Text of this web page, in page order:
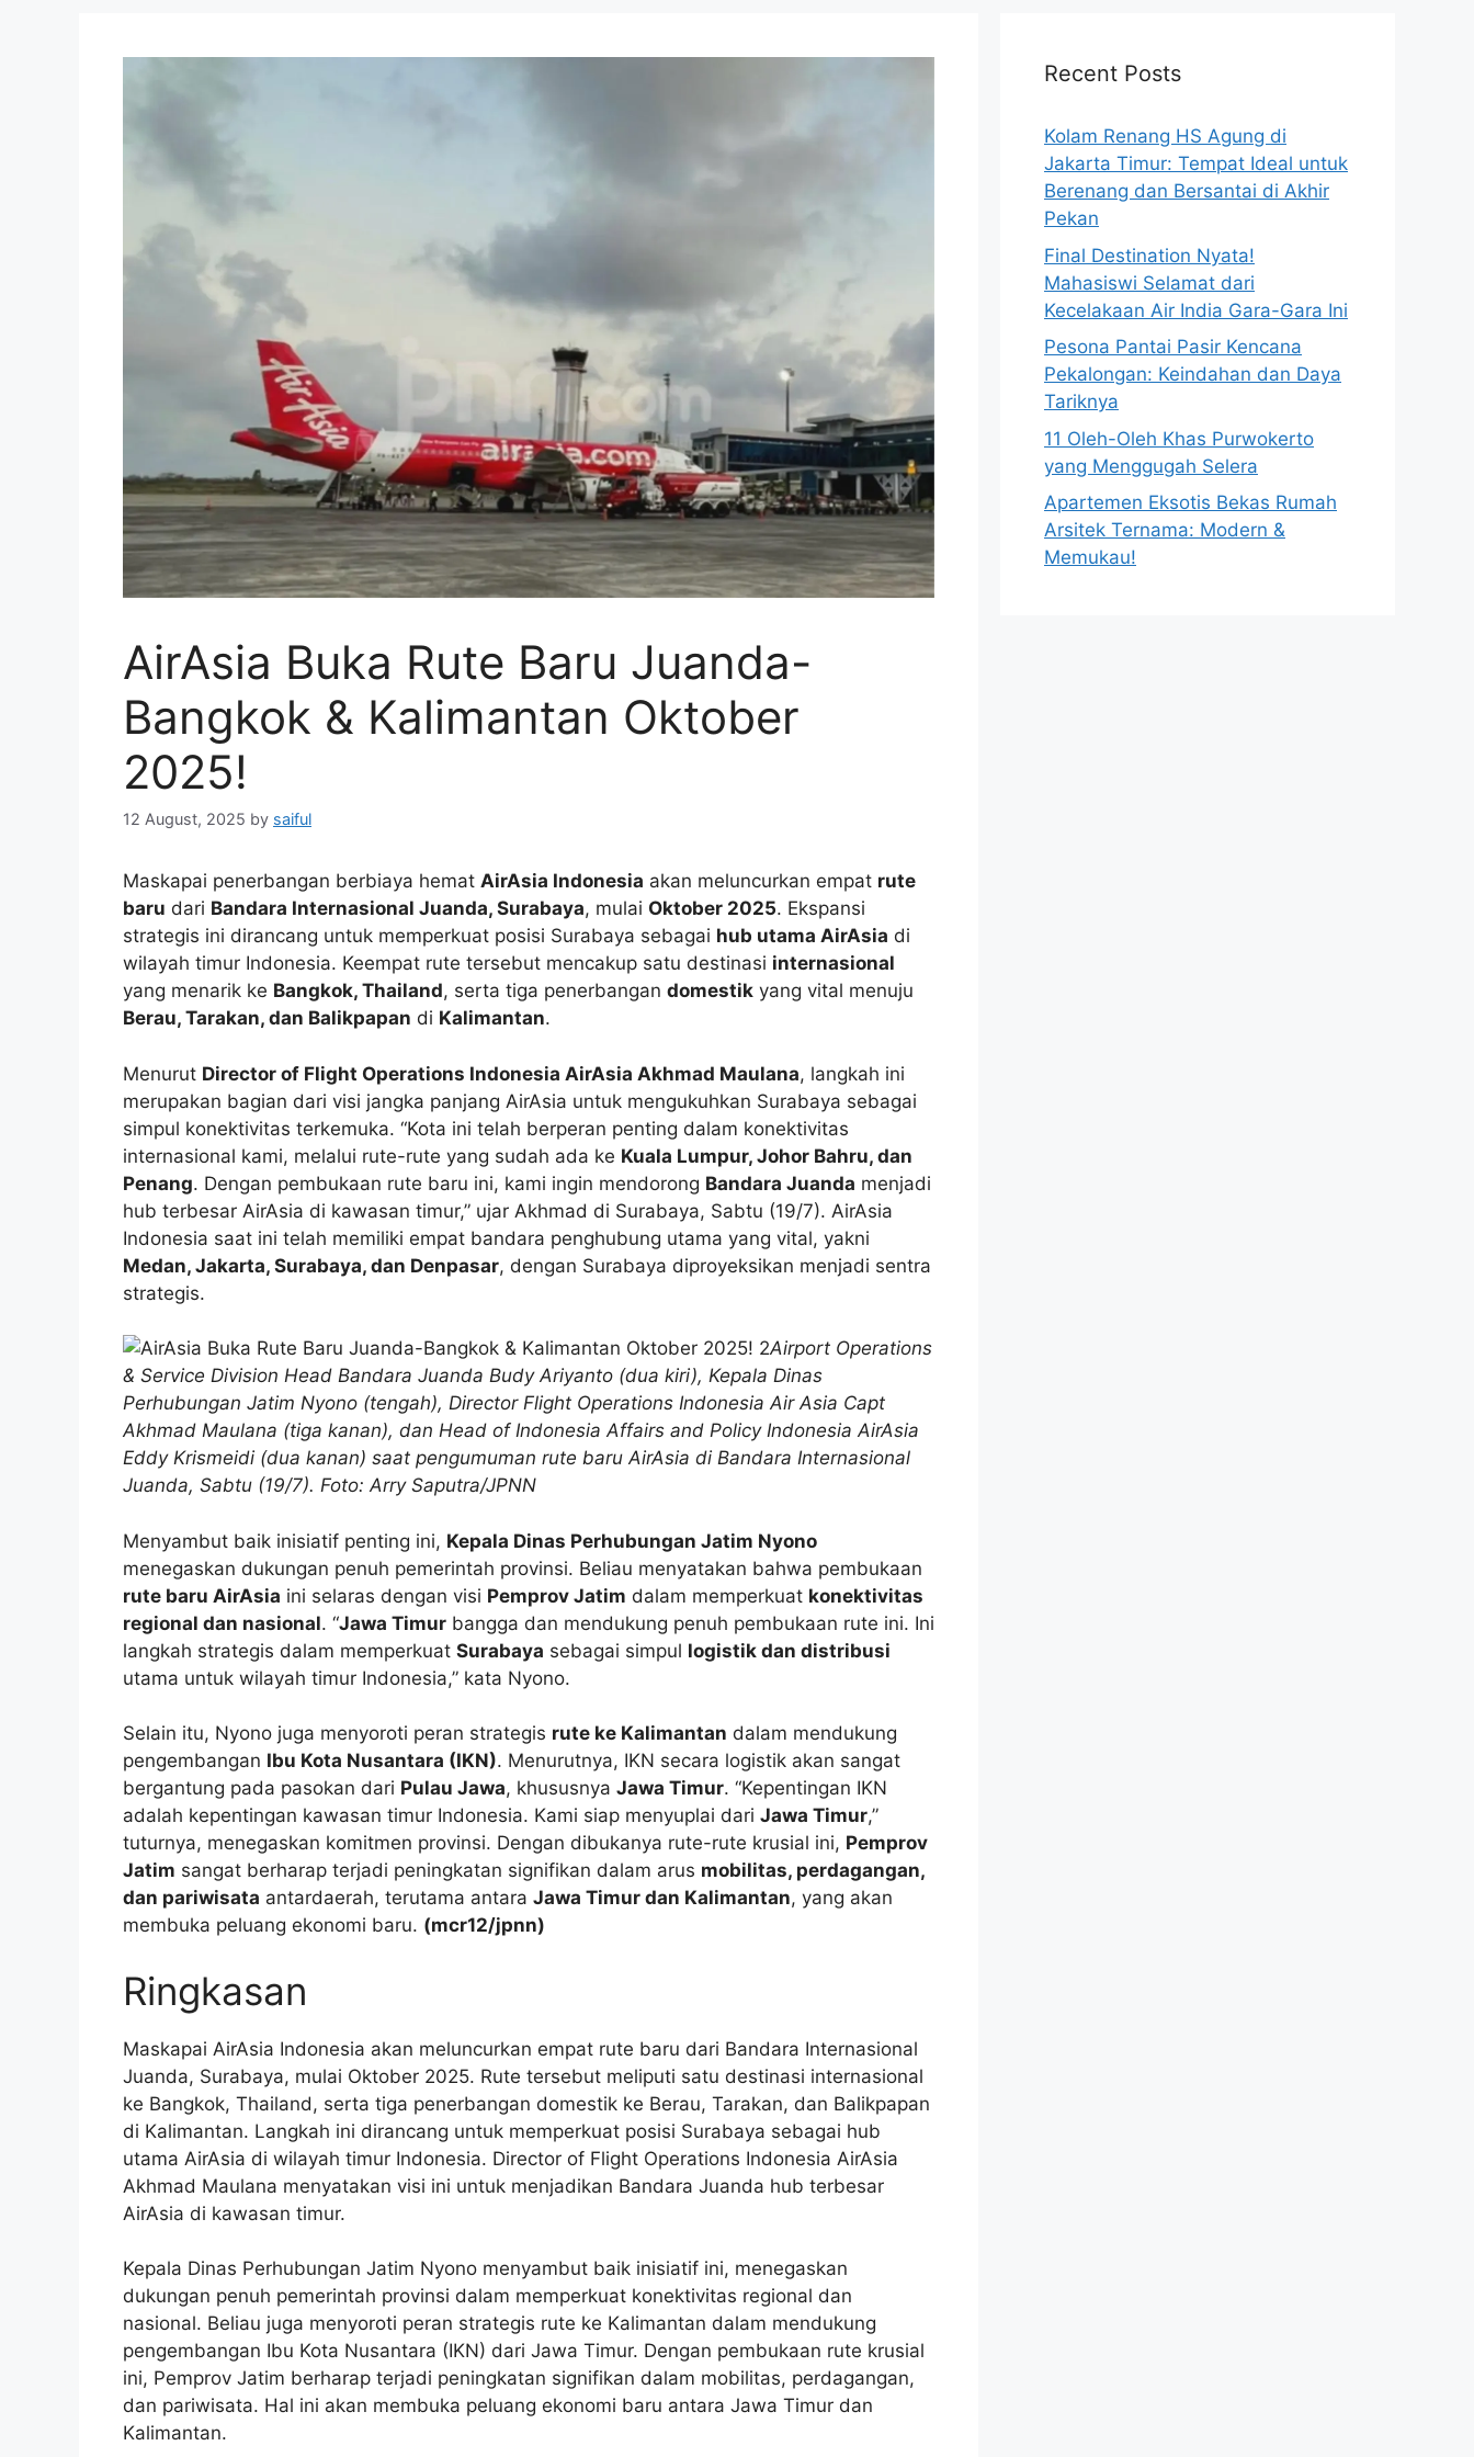
AirAsia Buka Rute Baru Juanda-
Bangkok & Kalimantan Oktober
2025!
12 August, 2025 by saiful
Maskapai penerbangan berbiaya hemat AirAsia Indonesia akan meluncurkan empat rute
baru dari Bandara Internasional Juanda, Surabaya, mulai Oktober 2025. Ekspansi
strategis ini dirancang untuk memperkuat posisi Surabaya sebagai hub utama AirAsia di
wilayah timur Indonesia. Keempat rute tersebut mencakup satu destinasi internasional
yang menarik ke Bangkok, Thailand, serta tiga penerbangan domestik yang vital menuju
Berau, Tarakan, dan Balikpapan di Kalimantan.
Menurut Director of Flight Operations Indonesia AirAsia Akhmad Maulana, langkah ini
merupakan bagian dari visi jangka panjang AirAsia untuk mengukuhkan Surabaya sebagai
simpul konektivitas terkemuka. “Kota ini telah berperan penting dalam konektivitas
internasional kami, melalui rute-rute yang sudah ada ke Kuala Lumpur, Johor Bahru, dan
Penang. Dengan pembukaan rute baru ini, kami ingin mendorong Bandara Juanda menjadi
hub terbesar AirAsia di kawasan timur,” ujar Akhmad di Surabaya, Sabtu (19/7). AirAsia
Indonesia saat ini telah memiliki empat bandara penghubung utama yang vital, yakni
Medan, Jakarta, Surabaya, dan Denpasar, dengan Surabaya diproyeksikan menjadi sentra
strategis.
Airport Operations
& Service Division Head Bandara Juanda Budy Ariyanto (dua kiri), Kepala Dinas
Perhubungan Jatim Nyono (tengah), Director Flight Operations Indonesia Air Asia Capt
Akhmad Maulana (tiga kanan), dan Head of Indonesia Affairs and Policy Indonesia AirAsia
Eddy Krismeidi (dua kanan) saat pengumuman rute baru AirAsia di Bandara Internasional
Juanda, Sabtu (19/7). Foto: Arry Saputra/JPNN
Menyambut baik inisiatif penting ini, Kepala Dinas Perhubungan Jatim Nyono
menegaskan dukungan penuh pemerintah provinsi. Beliau menyatakan bahwa pembukaan
rute baru AirAsia ini selaras dengan visi Pemprov Jatim dalam memperkuat konektivitas
regional dan nasional. “Jawa Timur bangga dan mendukung penuh pembukaan rute ini. Ini
langkah strategis dalam memperkuat Surabaya sebagai simpul logistik dan distribusi
utama untuk wilayah timur Indonesia,” kata Nyono.
Selain itu, Nyono juga menyoroti peran strategis rute ke Kalimantan dalam mendukung
pengembangan Ibu Kota Nusantara (IKN). Menurutnya, IKN secara logistik akan sangat
bergantung pada pasokan dari Pulau Jawa, khususnya Jawa Timur. “Kepentingan IKN
adalah kepentingan kawasan timur Indonesia. Kami siap menyuplai dari Jawa Timur,”
tuturnya, menegaskan komitmen provinsi. Dengan dibukanya rute-rute krusial ini, Pemprov
Jatim sangat berharap terjadi peningkatan signifikan dalam arus mobilitas, perdagangan,
dan pariwisata antardaerah, terutama antara Jawa Timur dan Kalimantan, yang akan
membuka peluang ekonomi baru. (mcr12/jpnn)
Ringkasan
Maskapai AirAsia Indonesia akan meluncurkan empat rute baru dari Bandara Internasional
Juanda, Surabaya, mulai Oktober 2025. Rute tersebut meliputi satu destinasi internasional
ke Bangkok, Thailand, serta tiga penerbangan domestik ke Berau, Tarakan, dan Balikpapan
di Kalimantan. Langkah ini dirancang untuk memperkuat posisi Surabaya sebagai hub
utama AirAsia di wilayah timur Indonesia. Director of Flight Operations Indonesia AirAsia
Akhmad Maulana menyatakan visi ini untuk menjadikan Bandara Juanda hub terbesar
AirAsia di kawasan timur.
Kepala Dinas Perhubungan Jatim Nyono menyambut baik inisiatif ini, menegaskan
dukungan penuh pemerintah provinsi dalam memperkuat konektivitas regional dan
nasional. Beliau juga menyoroti peran strategis rute ke Kalimantan dalam mendukung
pengembangan Ibu Kota Nusantara (IKN) dari Jawa Timur. Dengan pembukaan rute krusial
ini, Pemprov Jatim berharap terjadi peningkatan signifikan dalam mobilitas, perdagangan,
dan pariwisata. Hal ini akan membuka peluang ekonomi baru antara Jawa Timur dan
Kalimantan.
Recent Posts
Kolam Renang HS Agung di
Jakarta Timur: Tempat Ideal untuk
Berenang dan Bersantai di Akhir
Pekan
Final Destination Nyata!
Mahasiswi Selamat dari
Kecelakaan Air India Gara-Gara Ini
Pesona Pantai Pasir Kencana
Pekalongan: Keindahan dan Daya
Tariknya
11 Oleh-Oleh Khas Purwokerto
yang Menggugah Selera
Apartemen Eksotis Bekas Rumah
Arsitek Ternama: Modern &
Memukau!